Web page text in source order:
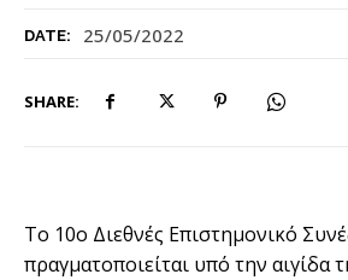
DATE: 25/05/2022
SHARE:
Το 10ο Διεθνές Επιστημονικό
πραγματοποιείται υπό την αιγίδα